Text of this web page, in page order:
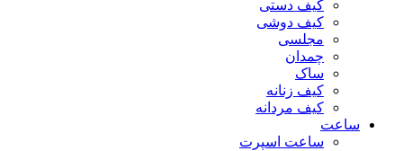
کیف دستی
کیف دوشی
مجلسی
چمدان
ساک
کیف زنانه
کیف مردانه
ساعت
ساعت اسپرت